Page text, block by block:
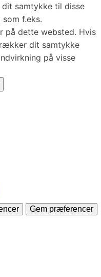
dit samtykke til disse
f.eks.
på dette websted. Hvis
dit samtykke
på visse
Gem præferencer